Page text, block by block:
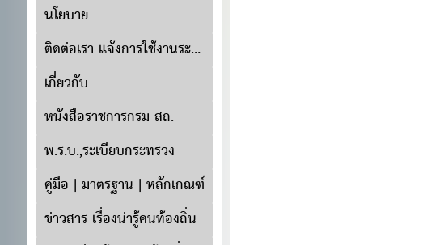
นโยบาย
ติดต่อเรา แจ้งการใช้งานระบบ
เกี่ยวกับ
หนังสือราชการกรม สถ.
พ.ร.บ.,ระเบียบกระทรวง
คู่มือ | มาตรฐาน | หลักเกณฑ์
ข่าวสาร เรื่องน่ารู้คนท้องถิ่น